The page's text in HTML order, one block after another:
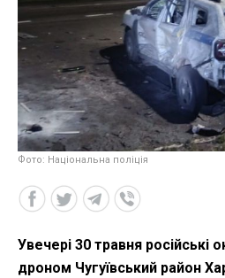
Фото: Національна поліція
Увечері 30 травня російські
дроном Чугуївський район